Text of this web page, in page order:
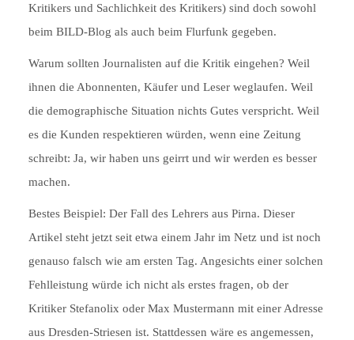
Kritikers und Sachlichkeit des Kritikers) sind doch sowohl
beim BILD-Blog als auch beim Flurfunk gegeben.
Warum sollten Journalisten auf die Kritik eingehen? Weil
ihnen die Abonnenten, Käufer und Leser weglaufen. Weil
die demographische Situation nichts Gutes verspricht. Weil
es die Kunden respektieren würden, wenn eine Zeitung
schreibt: Ja, wir haben uns geirrt und wir werden es besser
machen.
Bestes Beispiel: Der Fall des Lehrers aus Pirna. Dieser
Artikel steht jetzt seit etwa einem Jahr im Netz und ist noch
genauso falsch wie am ersten Tag. Angesichts einer solchen
Fehlleistung würde ich nicht als erstes fragen, ob der
Kritiker Stefanolix oder Max Mustermann mit einer Adresse
aus Dresden-Striesen ist. Stattdessen wäre es angemessen,